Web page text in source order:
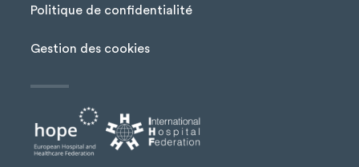
Politique de confidentialité
Gestion des cookies